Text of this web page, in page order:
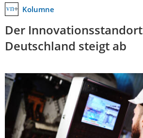
Kolumne
Der Innovationsstandort
Deutschland steigt ab